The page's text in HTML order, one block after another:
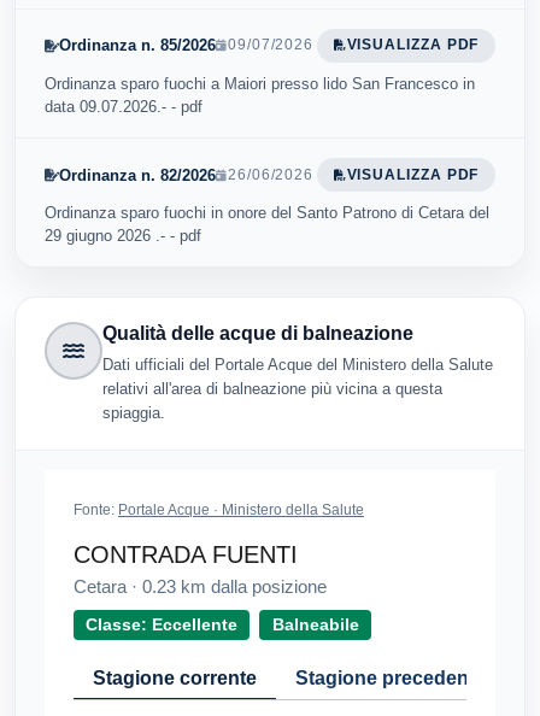
Ordinanza n. 85/2026 09/07/2026 VISUALIZZA PDF
Ordinanza sparo fuochi a Maiori presso lido San Francesco in
data 09.07.2026.- - pdf
Ordinanza n. 82/2026 26/06/2026 VISUALIZZA PDF
Ordinanza sparo fuochi in onore del Santo Patrono di Cetara del
29 giugno 2026 .- - pdf
Qualità delle acque di balneazione
Dati ufficiali del Portale Acque del Ministero della Salute
relativi all'area di balneazione più vicina a questa
spiaggia.
Fonte: Portale Acque · Ministero della Salute
CONTRADA FUENTI
Cetara · 0.23 km dalla posizione
Classe: Eccellente Balneabile
Stagione corrente Stagione precedente